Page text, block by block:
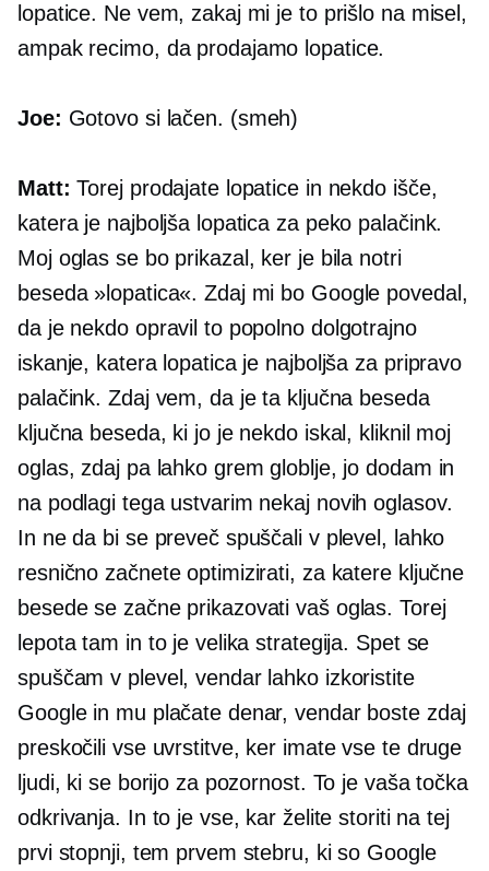
lopatice. Ne vem, zakaj mi je to prišlo na misel,
ampak recimo, da prodajamo lopatice.
Joe: Gotovo si lačen. (smeh)
Matt: Torej prodajate lopatice in nekdo išče,
katera je najboljša lopatica za peko palačink.
Moj oglas se bo prikazal, ker je bila notri
beseda »lopatica«. Zdaj mi bo Google povedal,
da je nekdo opravil to popolno dolgotrajno
iskanje, katera lopatica je najboljša za pripravo
palačink. Zdaj vem, da je ta ključna beseda
ključna beseda, ki jo je nekdo iskal, kliknil moj
oglas, zdaj pa lahko grem globlje, jo dodam in
na podlagi tega ustvarim nekaj novih oglasov.
In ne da bi se preveč spuščali v plevel, lahko
resnično začnete optimizirati, za katere ključne
besede se začne prikazovati vaš oglas. Torej
lepota tam in to je velika strategija. Spet se
spuščam v plevel, vendar lahko izkoristite
Google in mu plačate denar, vendar boste zdaj
preskočili vse uvrstitve, ker imate vse te druge
ljudi, ki se borijo za pozornost. To je vaša točka
odkrivanja. In to je vse, kar želite storiti na tej
prvi stopnji, tem prvem stebru, ki so Google